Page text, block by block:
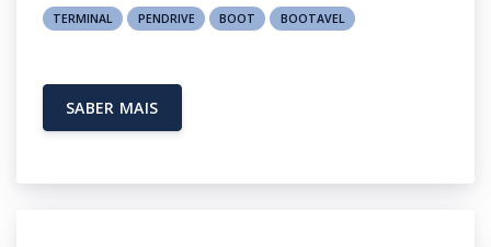
TERMINAL PENDRIVE BOOT BOOTAVEL
SABER MAIS